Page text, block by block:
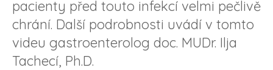
pacienty před touto infekcí velmi pečlivě
chrání. Další podrobnosti uvádí v tomto
videu gastroenterolog doc. MUDr. Ilja
Tachecí, Ph.D.